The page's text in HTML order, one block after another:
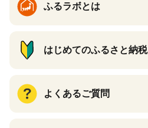
ふるラボとは
はじめてのふるさと納税
よくあるご質問